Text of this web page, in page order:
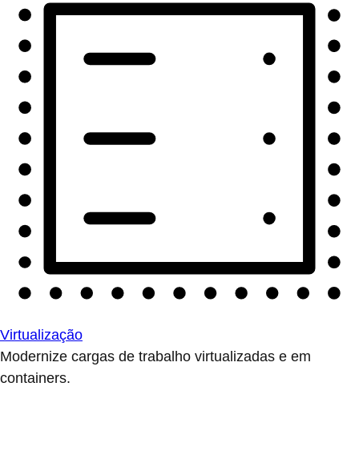
Virtualização
Modernize cargas de trabalho virtualizadas e em
containers.